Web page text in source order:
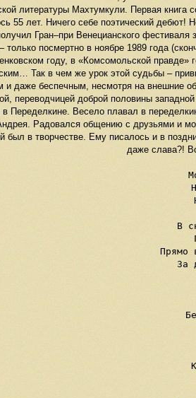
литературы Махтумкули. Первая книга
55 лет. Ничего себе поэтический
Гран–при Венецианского
только посмертно в ноябре 1989 года
году, в «Комсомольской правде»
Так в чем же урок этой судьбы –
и даже беспечным, несмотря на внешние
переводчицей доброй половины
Переделкине. Весело плавал в
Радовался общению с друзьями и
был в творчестве. Ему писалось и в
даже слава?!
В
Прямо
За